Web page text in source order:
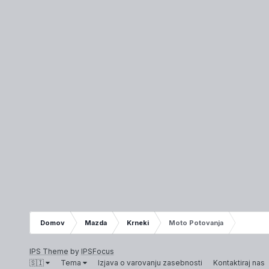
Domov Mazda Krneki Moto Potovanja
IPS Theme by IPSFocus
🇸🇮
Tema Izjava o varovanju zasebnosti Kontaktiraj nas